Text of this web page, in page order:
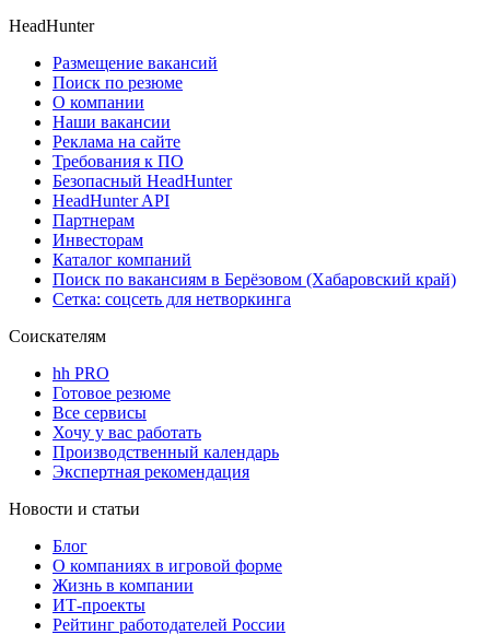
HeadHunter
Размещение вакансий
Поиск по резюме
О компании
Наши вакансии
Реклама на сайте
Требования к ПО
Безопасный HeadHunter
HeadHunter API
Партнерам
Инвесторам
Каталог компаний
Поиск по вакансиям в Берёзовом (Хабаровский край)
Сетка: соцсеть для нетворкинга
Соискателям
hh PRO
Готовое резюме
Все сервисы
Хочу у вас работать
Производственный календарь
Экспертная рекомендация
Новости и статьи
Блог
О компаниях в игровой форме
Жизнь в компании
ИТ-проекты
Рейтинг работодателей России